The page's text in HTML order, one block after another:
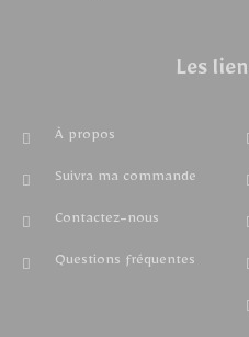
Les
À propos
Suivra ma commande
Contactez-nous
Questions fréquentes